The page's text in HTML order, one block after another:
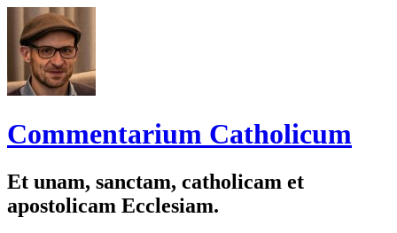
Commentarium Catholicum
Et unam, sanctam, catholicam et
apostolicam Ecclesiam.